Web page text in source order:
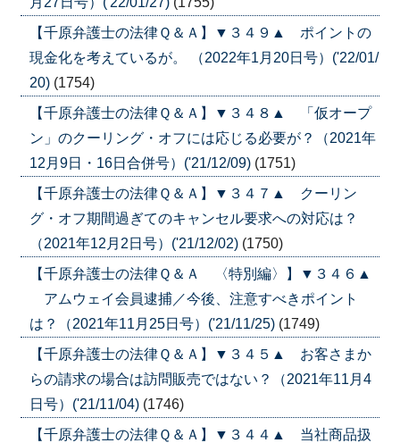
【千原弁護士の法律Ｑ＆Ａ】▼３４９▲ ポイントの
現金化を考えているが。 （2022年1月20日号）('22/01/
20) (1754)
【千原弁護士の法律Ｑ＆Ａ】▼３４８▲ 「仮オープ
ン」のクーリング・オフには応じる必要が？（2021年
12月9日・16日合併号）('21/12/09) (1751)
【千原弁護士の法律Ｑ＆Ａ】▼３４７▲ クーリン
グ・オフ期間過ぎてのキャンセル要求への対応は？
（2021年12月2日号）('21/12/02) (1750)
【千原弁護士の法律Ｑ＆Ａ 〈特別編〉】▼３４６▲
アムウェイ会員逮捕／今後、注意すべきポイント
は？（2021年11月25日号）('21/11/25) (1749)
【千原弁護士の法律Ｑ＆Ａ】▼３４５▲ お客さまか
らの請求の場合は訪問販売ではない？（2021年11月4
日号）('21/11/04) (1746)
【千原弁護士の法律Ｑ＆Ａ】▼３４４▲ 当社商品扱